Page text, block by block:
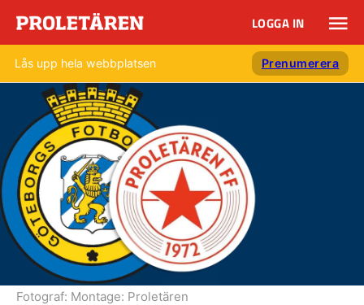
LOGGA IN
Lås upp hela webbplatsen Prenumerera
Fotograf: Montage: Proletären